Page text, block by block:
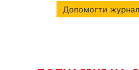
Допомогти